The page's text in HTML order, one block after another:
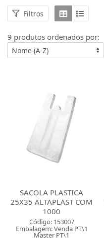
Filtros
9 produtos ordenados por:
SACOLA PLASTICA
25X35 ALTAPLAST COM
1000
Código: 153007
Embalagem: Venda PT\1
Master PT\1